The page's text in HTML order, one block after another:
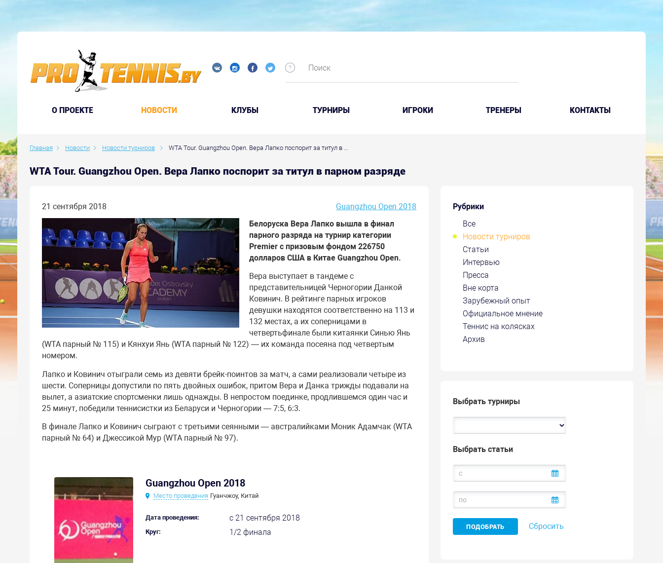
O ПРОЕКТЕ НОВОСТИ КЛУБЫ ТУРНИРЫ ИГРОКИ ТРЕНЕРЫ КОНТАКТЫ
Главная Новости Новости турниров WTA Tour. Guangzhou Open. Вера Лапко поспорит за титул в ...
WTA Tour. Guangzhou Open. Вера Лапко поспорит за титул в парном разряде
Рубрики
Все
Новости турниров
Статьи
Интервью
Пресса
Вне корта
Зарубежный опыт
Официальное мнение
Теннис на колясках
Архив
Выбрать турниры
Выбрать статьи
Сбросить
21 сентября 2018
Guangzhou Open 2018
Белоруска Вера Лапко вышла в финал
парного разряда на турнир категории
Premier с призовым фондом 226750
долларов США в Китае Guangzhou Open.
Вера выступает в тандеме с
представительницей Черногории Данкой
Ковинич. В рейтинге парных игроков
девушки находятся соответственно на 113 и
132 местах, а их соперницами в
четвертьфинале были китаянки Синью Янь
(WTA парный № 115) и Кянхуи Янь (WTA парный № 122) — их команда посеяна под четвертым
номером.
Лапко и Ковинич отыграли семь из девяти брейк-поинтов за матч, а сами реализовали четыре из
шести. Соперницы допустили по пять двойных ошибок, притом Вера и Данка трижды подавали на
вылет, а азиатские спортсменки лишь однажды. В непростом поединке, продлившемся один час и
25 минут, победили теннисистки из Беларуси и Черногории — 7:5, 6:3.
В финале Лапко и Ковинич сыграют с третьими сеянными — австралийками Моник Адамчак (WTA
парный № 64) и Джессикой Мур (WTA парный № 97).
Guangzhou Open 2018
Место проведения Гуанчжоу, Китай
Дата проведения: с 21 сентября 2018
Круг: 1/2 финала